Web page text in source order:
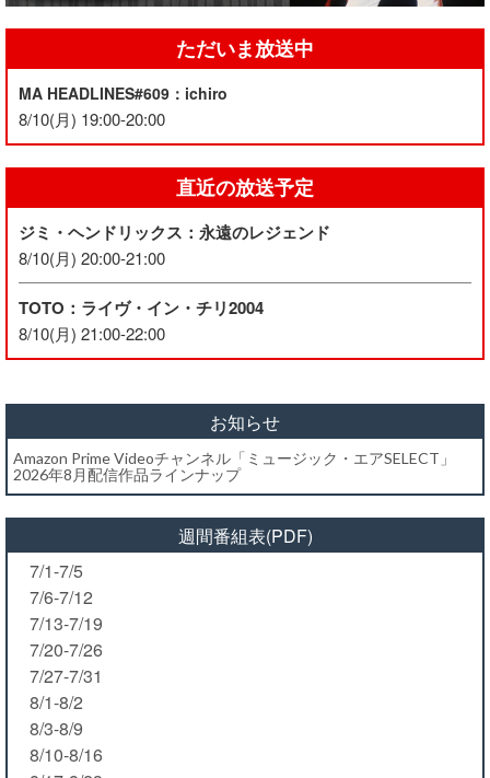
ただいま放送中
MA HEADLINES#609：ichiro
8/10(月) 19:00-20:00
直近の放送予定
ジミ・ヘンドリックス：永遠のレジェンド
8/10(月) 20:00-21:00
TOTO：ライヴ・イン・チリ2004
8/10(月) 21:00-22:00
お知らせ
Amazon Prime Videoチャンネル「ミュージック・エアSELECT」
2026年8月配信作品ラインナップ
週間番組表(PDF)
7/1-7/5
7/6-7/12
7/13-7/19
7/20-7/26
7/27-7/31
8/1-8/2
8/3-8/9
8/10-8/16